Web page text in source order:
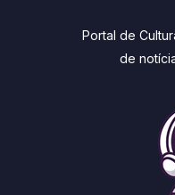
Portal de
de